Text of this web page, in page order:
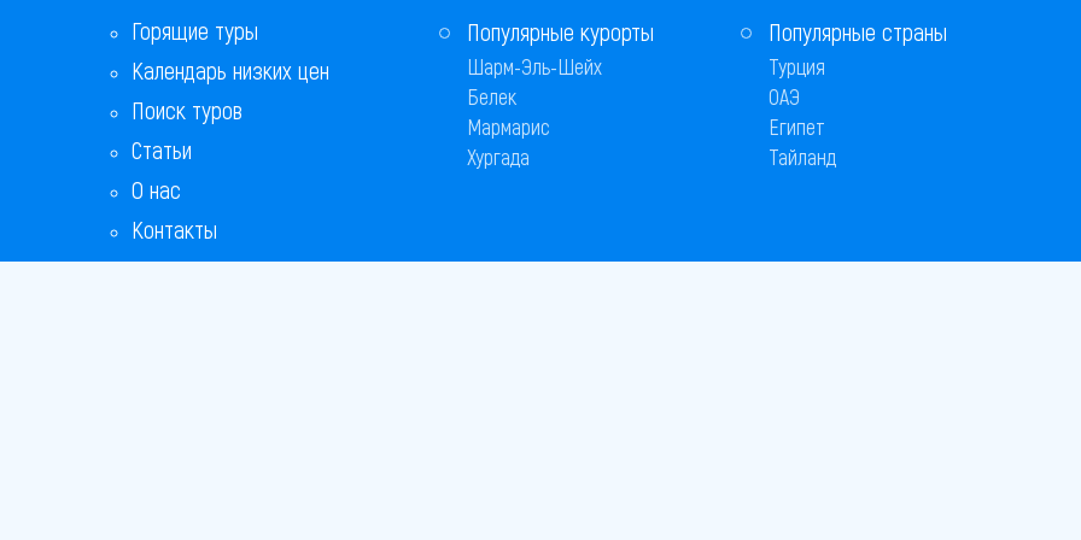
Горящие туры
Календарь низких цен
Поиск туров
Статьи
О нас
Контакты
Популярные курорты
Шарм-Эль-Шейх
Белек
Мармарис
Хургада
Популярные страны
Турция
ОАЭ
Египет
Тайланд